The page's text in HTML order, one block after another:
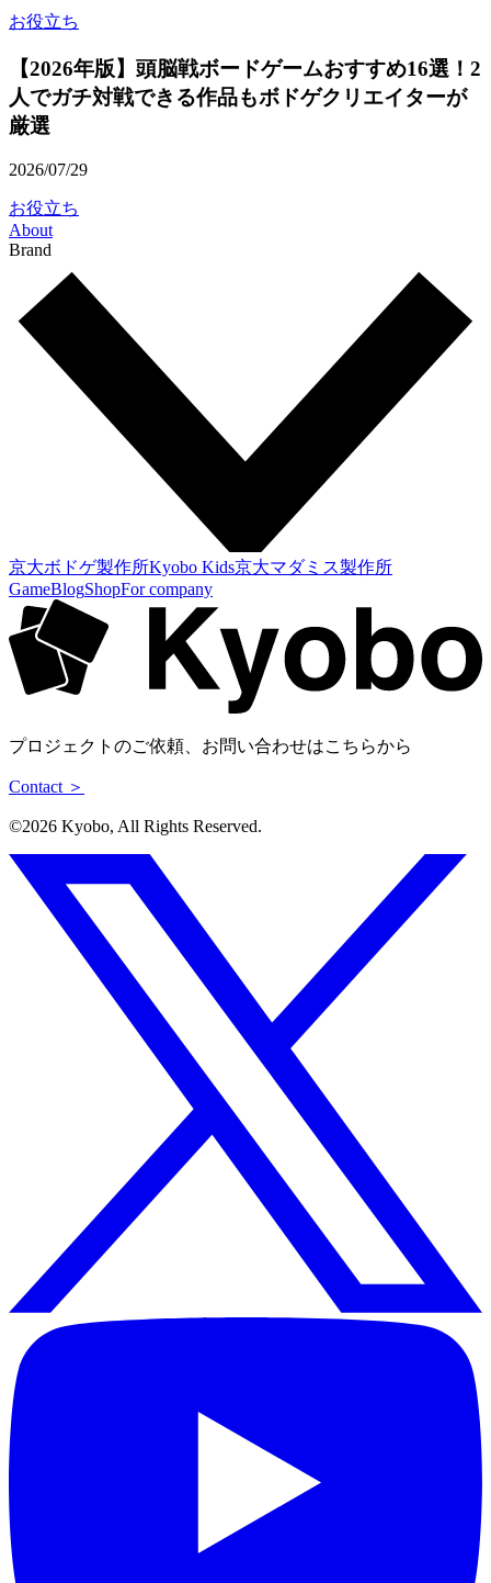
お役立ち
【2026年版】頭脳戦ボードゲームおすすめ16選！2
人でガチ対戦できる作品もボドゲクリエイターが
厳選
2026/07/29
お役立ち
About
Brand
京大ボドゲ製作所Kyobo Kids京大マダミス製作所
GameBlogShopFor company
プロジェクトのご依頼、お問い合わせはこちらから
Contact ＞
©︎2026 Kyobo, All Rights Reserved.